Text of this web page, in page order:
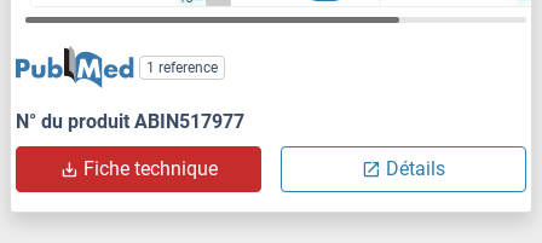
1 reference
N° du produit ABIN517977
Fiche technique Détails